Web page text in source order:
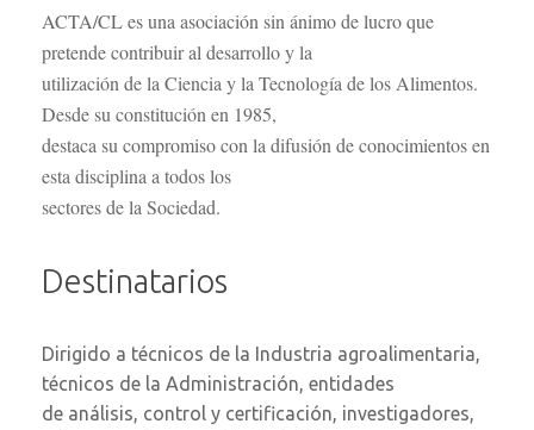
ACTA/CL es una asociación sin ánimo de lucro que
pretende contribuir al desarrollo y la
utilización de la Ciencia y la Tecnología de los Alimentos.
Desde su constitución en 1985,
destaca su compromiso con la difusión de conocimientos en
esta disciplina a todos los
sectores de la Sociedad.
Destinatarios
Dirigido a técnicos de la Industria agroalimentaria,
técnicos de la Administración, entidades
de análisis, control y certificación, investigadores,